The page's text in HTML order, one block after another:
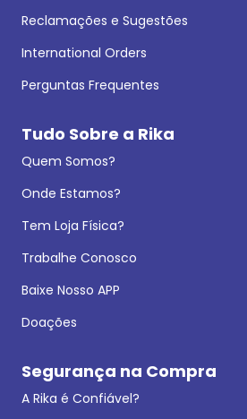
Reclamações e Sugestões
International Orders
Perguntas Frequentes
Tudo Sobre a Rika
Quem Somos?
Onde Estamos?
Tem Loja Física?
Trabalhe Conosco
Baixe Nosso APP
Doações
Segurança na Compra
A Rika é Confiável?